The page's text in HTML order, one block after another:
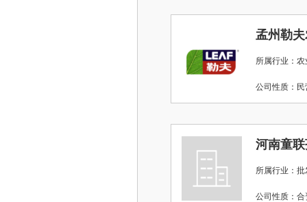
孟州勒
所属行业：农
公司性质
河南童
所属行业：批
公司性质